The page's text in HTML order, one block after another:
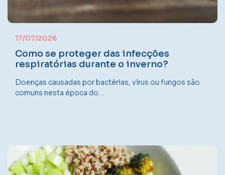
17/07/2026
Como se proteger das infecções
respiratórias durante o inverno?
Doenças causadas por bactérias, vírus ou fungos são
comuns nesta época do…